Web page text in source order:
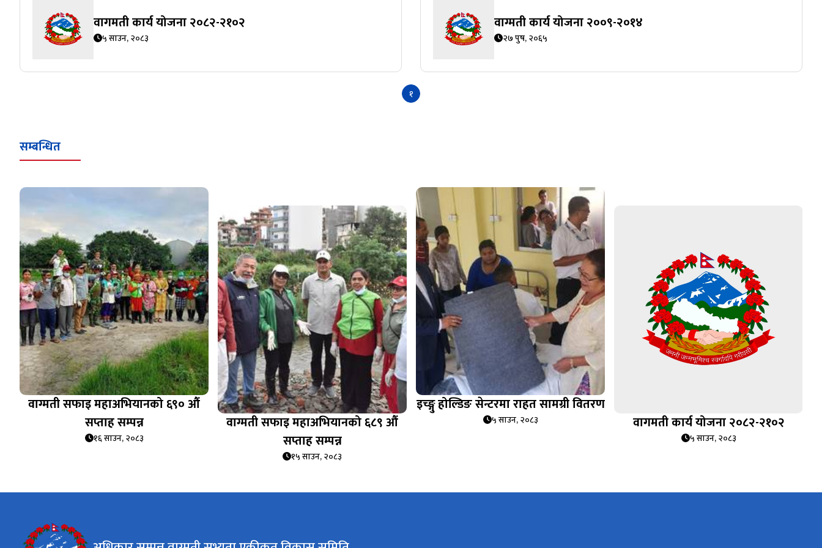
वागमती कार्य योजना २०८२-२१०२
५ साउन, २०८३
वाग्मती कार्य योजना २००९-२०१४
२७ पुष, २०६५
१
सम्बन्धित
वाग्मती सफाइ महाअभियानको ६९० औं
सप्ताह सम्पन्न
१६ साउन, २०८३
वाग्मती सफाइ महाअभियानको ६८९ औं
सप्ताह सम्पन्न
१५ साउन, २०८३
इच्ङ्गु होल्डिङ सेन्टरमा राहत सामग्री वितरण
५ साउन, २०८३ वागमती कार्य योजना २०८२-२१०२
५ साउन, २०८३